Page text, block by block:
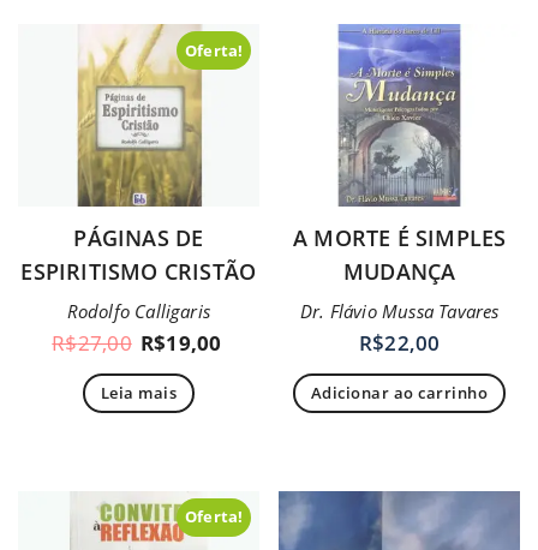
Oferta!
PÁGINAS DE
ESPIRITISMO CRISTÃO
Rodolfo Calligaris
R$27,00 R$19,00
Leia mais
A MORTE É SIMPLES
MUDANÇA
Dr. Flávio Mussa Tavares
R$22,00
Adicionar ao carrinho
Oferta!